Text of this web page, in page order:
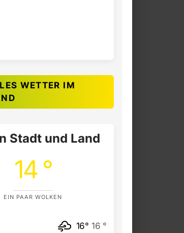
WETTER IM
Stadt und Land
14 °
EIN PAAR WOLKEN
16° 16 °